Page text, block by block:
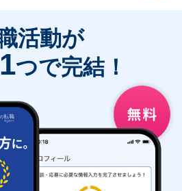
活動が
1つで完結！